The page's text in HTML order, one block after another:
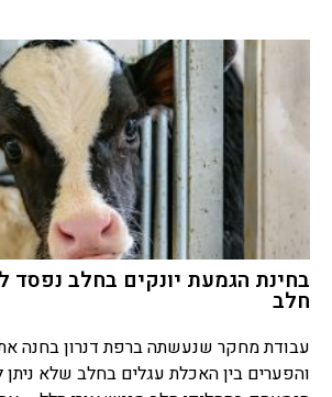
בחינת הגמעת יונקים בחלב
חלב
עבודת מחקר שנעשתה ברפת דנרון בחנה
והפערים בין האכלת עגלים בחלב שלא ניתן